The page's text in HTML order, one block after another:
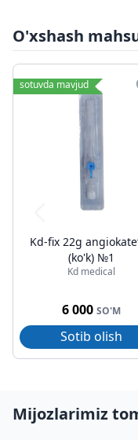
O'xshash
sotuvda mavjud
Kd-fix 22g
(ko'k) №1
Kd medical
6 000 SO'M
Sotib olish
Mijozlarimiz